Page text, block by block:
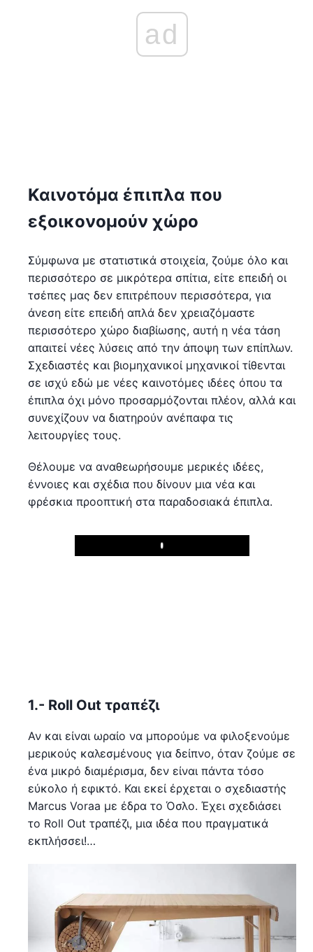
ad
Καινοτόμα έπιπλα που
εξοικονομούν χώρο
Σύμφωνα με στατιστικά στοιχεία, ζούμε όλο και
περισσότερο σε μικρότερα σπίτια, είτε επειδή οι
τσέπες μας δεν επιτρέπουν περισσότερα, για
άνεση είτε επειδή απλά δεν χρειαζόμαστε
περισσότερο χώρο διαβίωσης, αυτή η νέα τάση
απαιτεί νέες λύσεις από την άποψη των επίπλων.
Σχεδιαστές και βιομηχανικοί μηχανικοί τίθενται
σε ισχύ εδώ με νέες καινοτόμες ιδέες όπου τα
έπιπλα όχι μόνο προσαρμόζονται πλέον, αλλά και
συνεχίζουν να διατηρούν ανέπαφα τις
λειτουργίες τους.
Θέλουμε να αναθεωρήσουμε μερικές ιδέες,
έννοιες και σχέδια που δίνουν μια νέα και
φρέσκια προοπτική στα παραδοσιακά έπιπλα.
Play
1.- Roll Out τραπέζι
Αν και είναι ωραίο να μπορούμε να φιλοξενούμε
μερικούς καλεσμένους για δείπνο, όταν ζούμε σε
ένα μικρό διαμέρισμα, δεν είναι πάντα τόσο
εύκολο ή εφικτό. Και εκεί έρχεται ο σχεδιαστής
Marcus Voraa με έδρα το Όσλο. Έχει σχεδιάσει
το Roll Out τραπέζι, μια ιδέα που πραγματικά
εκπλήσσει!…